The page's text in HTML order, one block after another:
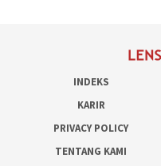
INDEKS
KARIR
PRIVACY POLICY
TENTANG KAMI